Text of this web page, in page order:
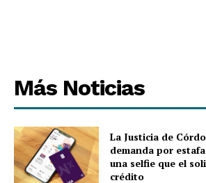
Más Noticias
La Justicia de
demanda por
una selfie que el
crédito